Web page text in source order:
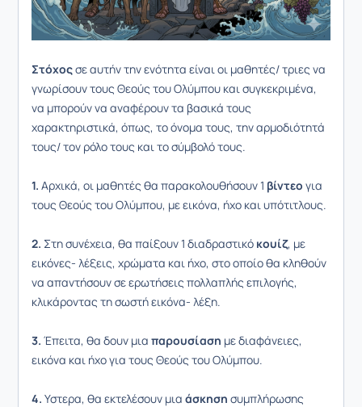
Στόχοςσε αυτήν την ενότητα είναι οι μαθητές/ τριες να
γνωρίσουν τους Θεούς του Ολύμπου και συγκεκριμένα,
να μπορούν να αναφέρουν τα βασικά τους
χαρακτηριστικά, όπως, το όνομα τους, την αρμοδιότητά
τους/ τον ρόλο τους και το σύμβολό τους.
1. Αρχικά, οι μαθητές θα παρακολουθήσουν 1 βίντεο για
τους Θεούς του Ολύμπου, με εικόνα, ήχο και υπότιτλους.
2. Στη συνέχεια, θα παίξουν 1 διαδραστικό κουίζ, με
εικόνες- λέξεις, χρώματα και ήχο, στο οποίο θα κληθούν
να απαντήσουν σε ερωτήσεις πολλαπλής επιλογής,
κλικάροντας τη σωστή εικόνα- λέξη.
3. Έπειτα, θα δουν μια παρουσίαση με διαφάνειες,
εικόνα και ήχο για τους Θεούς του Ολύμπου.
4. Υστερα, θα εκτελέσουν μια άσκηση συμπλήρωσης